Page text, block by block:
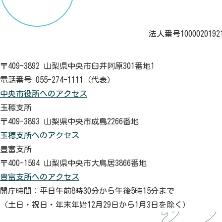
法人番号
〒409-3892 山梨県中央市臼井阿原301番地1
電話番号 055-274-1111（代表）
中央市役所へのアクセス
玉穂支所
〒409-3893 山梨県中央市成島2266番地
玉穂支所へのアクセス
豊富支所
〒400-1594 山梨県中央市大鳥居3866番地
豊富支所へのアクセス
開庁時間：平日午前8時30分から午後5時15分まで
（土日・祝日・年末年始12月29日から1月3日を除く）